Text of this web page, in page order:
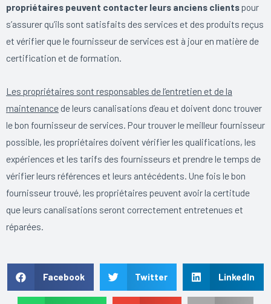
propriétaires peuvent contacter leurs anciens clientspour
s’assurer qu’ils sont satisfaits des services et des produits reçus
et vérifier que le fournisseur de services est à jour en matière de
certification et de formation.
Les propriétaires sont responsables de l’entretien et de la
maintenance de leurs canalisations d’eau et doivent donc trouver
le bon fournisseur de services. Pour trouver le meilleur fournisseur
possible, les propriétaires doivent vérifier les qualifications, les
expériences et les tarifs des fournisseurs et prendre le temps de
vérifier leurs références et leurs antécédents. Une fois le bon
fournisseur trouvé, les propriétaires peuvent avoir la certitude
que leurs canalisations seront correctement entretenues et
réparées.
Facebook Twitter LinkedIn